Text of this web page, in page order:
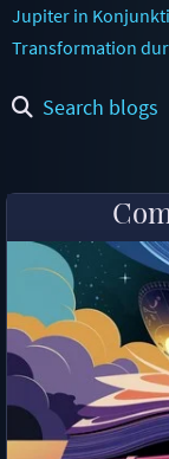
Jupiter in
Transformation
Search blogs